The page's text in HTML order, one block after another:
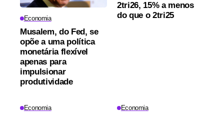
Economia
Musalem, do Fed, se
opõe a uma política
monetária flexível
apenas para
impulsionar
produtividade
2tri26, 15% a menos
do que o 2tri25
Economia Economia